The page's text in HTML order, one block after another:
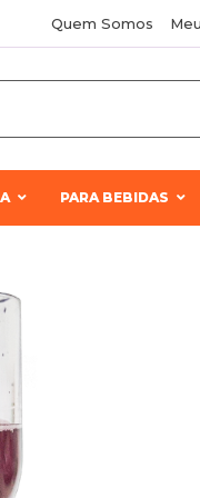
Quem Somos
PARA BEBIDAS